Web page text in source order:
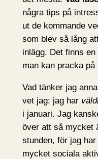
några tips på
ut de kommande
som blev så lång
inlägg. Det finns
man kan pracka på
Vad tänker jag
vet jag: jag har
i januari. Jag
över att så mycket
stunden, för jag
mycket sociala